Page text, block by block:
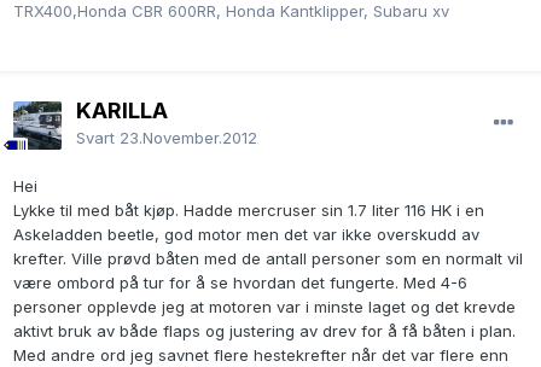
TRX400,Honda CBR 600RR, Honda Kantklipper, Subaru xv
KARILLA
Svart 23.November.2012
Hei
Lykke til med båt kjøp. Hadde mercruser sin 1.7 liter 116 HK i en
Askeladden beetle, god motor men det var ikke overskudd av
krefter. Ville prøvd båten med de antall personer som en normalt vil
være ombord på tur for å se hvordan det fungerte. Med 4-6
personer opplevde jeg at motoren var i minste laget og det krevde
aktivt bruk av både flaps og justering av drev for å få båten i plan.
Med andre ord jeg savnet flere hestekrefter når det var flere enn